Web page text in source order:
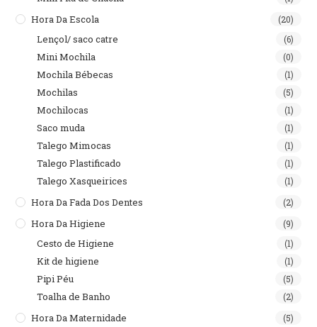
Hora Da Escola (20)
Lençol/ saco catre (6)
Mini Mochila (0)
Mochila Bébecas (1)
Mochilas (5)
Mochilocas (1)
Saco muda (1)
Talego Mimocas (1)
Talego Plastificado (1)
Talego Xasqueirices (1)
Hora Da Fada Dos Dentes (2)
Hora Da Higiene (9)
Cesto de Higiene (1)
Kit de higiene (1)
Pipi Péu (5)
Toalha de Banho (2)
Hora Da Maternidade (5)